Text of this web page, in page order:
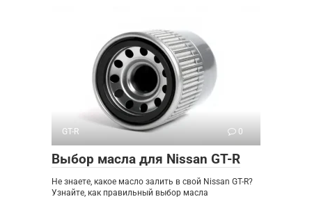
GT-R 0
Выбор масла для Nissan GT-R
Не знаете, какое масло залить в свой Nissan GT-R?
Узнайте, как правильный выбор масла